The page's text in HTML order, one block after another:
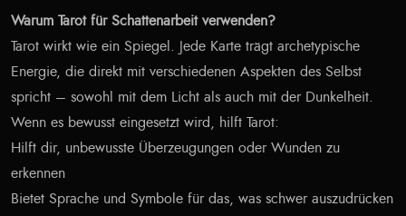
Warum Tarot für Schattenarbeit verwenden?
Tarot wirkt wie ein Spiegel. Jede Karte trägt archetypische
Energie, die direkt mit verschiedenen Aspekten des Selbst
spricht – sowohl mit dem Licht als auch mit der Dunkelheit.
Wenn es bewusst eingesetzt wird, hilft Tarot:
Hilft dir, unbewusste Überzeugungen oder Wunden zu
erkennen
Bietet Sprache und Symbole für das, was schwer auszudrücken